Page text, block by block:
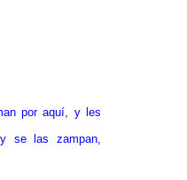
por aquí, y les
se las zampan,